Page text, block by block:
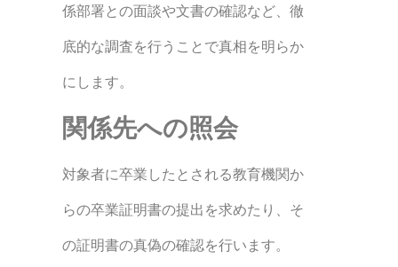
係部署との面談や文書の確認など、徹
底的な調査を行うことで真相を明らか
にします。
関係先への照会
対象者に卒業したとされる教育機関か
らの卒業証明書の提出を求めたり、そ
の証明書の真偽の確認を行います。